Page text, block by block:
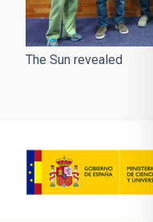
The Sun revealed